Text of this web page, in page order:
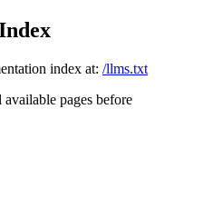
index at: /llms.txt
pages before